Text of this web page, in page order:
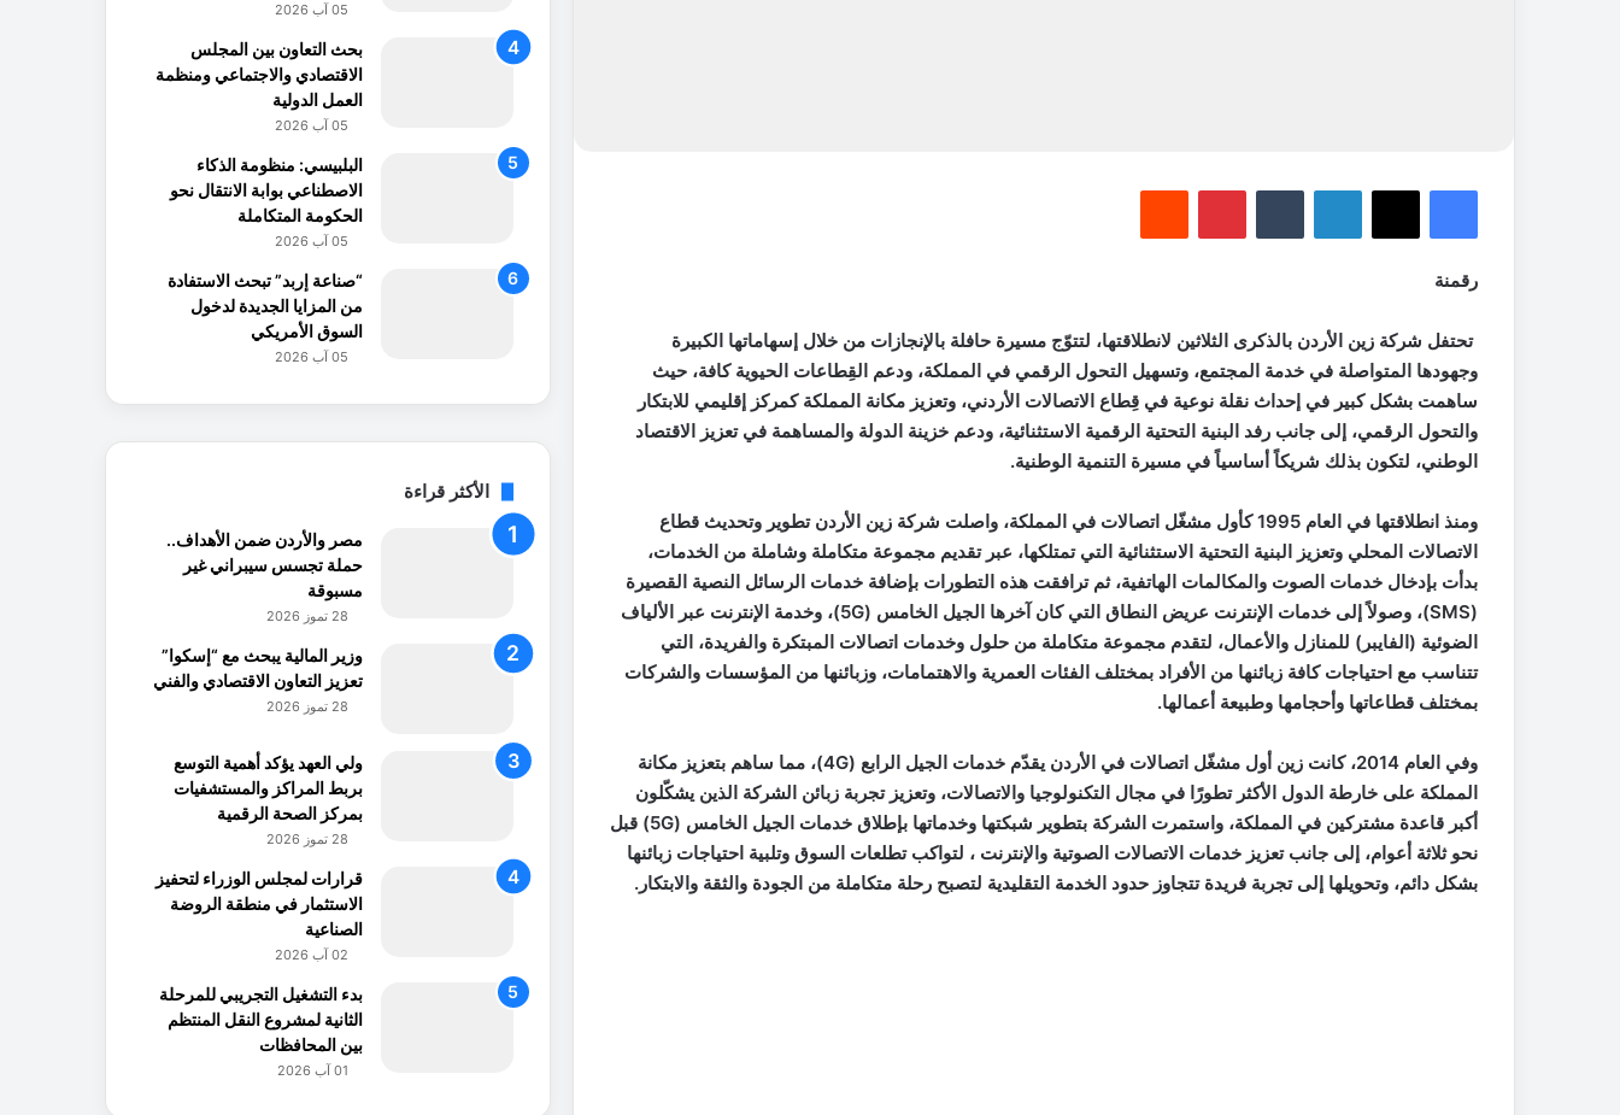
فيسبوك لينكدإن بينتيريست
رقمنة
تحتفل شركة زين الأردن بالذكرى الثلاثين لانطلاقتها، لتتوّج مسيرة حافلة بالإنجازات من خلال إسهاماتها الكبيرة
وجهودها المتواصلة في خدمة المجتمع، وتسهيل التحول الرقمي في المملكة، ودعم القِطاعات الحيوية كافة، حيث
ساهمت بشكل كبير في إحداث نقلة نوعية في قِطاع الاتصالات الأردني، وتعزيز مكانة المملكة كمركز إقليمي للابتكار
والتحول الرقمي، إلى جانب رفد البنية التحتية الرقمية الاستثنائية، ودعم خزينة الدولة والمساهمة في تعزيز الاقتصاد
الوطني، لتكون بذلك شريكاً أساسياً في مسيرة التنمية الوطنية.
ومنذ انطلاقتها في العام 1995 كأول مشغّل اتصالات في المملكة، واصلت شركة زين الأردن تطوير وتحديث قطاع
الاتصالات المحلي وتعزيز البنية التحتية الاستثنائية التي تمتلكها، عبر تقديم مجموعة متكاملة وشاملة من الخدمات،
بدأت بإدخال خدمات الصوت والمكالمات الهاتفية، ثم ترافقت هذه التطورات بإضافة خدمات الرسائل النصية القصيرة
(SMS)، وصولاً إلى خدمات الإنترنت عريض النطاق التي كان آخرها الجيل الخامس (5G)، وخدمة الإنترنت عبر الألياف
الضوئية (الفايبر) للمنازل والأعمال، لتقدم مجموعة متكاملة من حلول وخدمات اتصالات المبتكرة والفريدة، التي
تتناسب مع احتياجات كافة زبائنها من الأفراد بمختلف الفئات العمرية والاهتمامات، وزبائنها من المؤسسات والشركات
بمختلف قطاعاتها وأحجامها وطبيعة أعمالها.
وفي العام 2014، كانت زين أول مشغّل اتصالات في الأردن يقدّم خدمات الجيل الرابع (4G)، مما ساهم بتعزيز مكانة
المملكة على خارطة الدول الأكثر تطورًا في مجال التكنولوجيا والاتصالات، وتعزيز تجربة زبائن الشركة الذين يشكّلون
أكبر قاعدة مشتركين في المملكة، واستمرت الشركة بتطوير شبكتها وخدماتها بإطلاق خدمات الجيل الخامس (5G) قبل
نحو ثلاثة أعوام، إلى جانب تعزيز خدمات الاتصالات الصوتية والإنترنت ، لتواكب تطلعات السوق وتلبية احتياجات زبائنها
بشكل دائم، وتحويلها إلى تجربة فريدة تتجاوز حدود الخدمة التقليدية لتصبح رحلة متكاملة من الجودة والثقة والابتكار.
05 آب 2026
بحث التعاون بين المجلس
الاقتصادي والاجتماعي ومنظمة
العمل الدولية
05 آب 2026
البلبيسي: منظومة الذكاء
الاصطناعي بوابة الانتقال نحو
الحكومة المتكاملة
05 آب 2026
“صناعة إربد” تبحث الاستفادة
من المزايا الجديدة لدخول
السوق الأمريكي
05 آب 2026
الأكثر قراءة
مصر والأردن ضمن الأهداف..
حملة تجسس سيبراني غير
مسبوقة
28 تموز 2026
وزير المالية يبحث مع “إسكوا”
تعزيز التعاون الاقتصادي والفني
28 تموز 2026
ولي العهد يؤكد أهمية التوسع
بربط المراكز والمستشفيات
بمركز الصحة الرقمية
28 تموز 2026
قرارات لمجلس الوزراء لتحفيز
الاستثمار في منطقة الروضة
الصناعية
02 آب 2026
بدء التشغيل التجريبي للمرحلة
الثانية لمشروع النقل المنتظم
بين المحافظات
01 آب 2026